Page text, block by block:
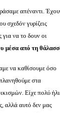
απέναντι.
σχεδόν γυρίζεις
να το δουν οι
μέσα από τη
να καθίσουμε όσο
στα
Είχε πολύ
αλλά αυτό δεν μας